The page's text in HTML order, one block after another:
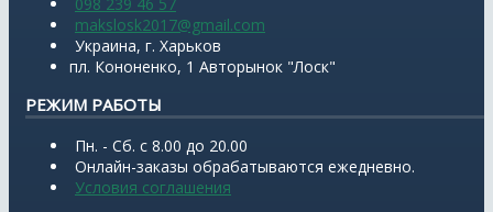
makslosk2017@gmail.com
Украина, г. Харьков
пл. Кононенко, 1 Авторынок "Лоск"
РЕЖИМ РАБОТЫ
Пн. - Сб. с 8.00 до 20.00
Онлайн-заказы обрабатываются ежедневно.
Условия соглашения